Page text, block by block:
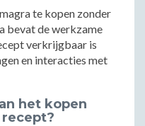
te kopen zonder
bevat de werkzame
verkrijgbaar is
en interacties met
het kopen